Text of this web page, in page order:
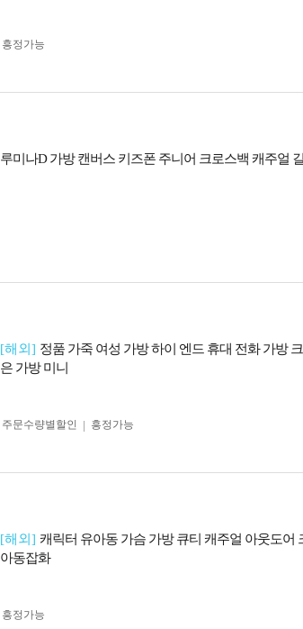
흥정가능
루미나D 가방 캔버스 키즈폰 주니어 크로스백 캐주얼
[해외] 정품 가죽 여성 가방 하이 엔드 휴대 전화 가방
은 가방 미니
주문수량별할인 흥정가능
[해외] 캐릭터 유아동 가슴 가방 큐티 캐주얼 아웃도어
아동잡화
흥정가능